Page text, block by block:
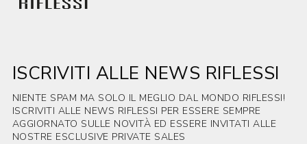
ISCRIVITI ALLE NEWS RIFLESSI
NIENTE SPAM MA SOLO IL MEGLIO DAL MONDO RIFLESSI!
ISCRIVITI ALLE NEWS RIFLESSI PER ESSERE SEMPRE
AGGIORNATO SULLE NOVITÀ ED ESSERE INVITATI ALLE
NOSTRE ESCLUSIVE PRIVATE SALES